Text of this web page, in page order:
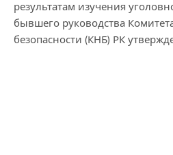
результатам изучения
бывшего руководства
безопасности (КНБ) РК